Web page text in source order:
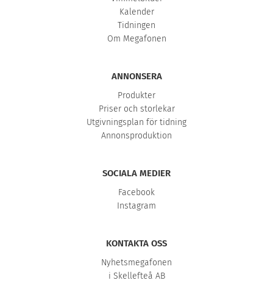
Kalender
Tidningen
Om Megafonen
ANNONSERA
Produkter
Priser och storlekar
Utgivningsplan för tidning
Annonsproduktion
SOCIALA MEDIER
Facebook
Instagram
KONTAKTA OSS
Nyhetsmegafonen
i Skellefteå AB